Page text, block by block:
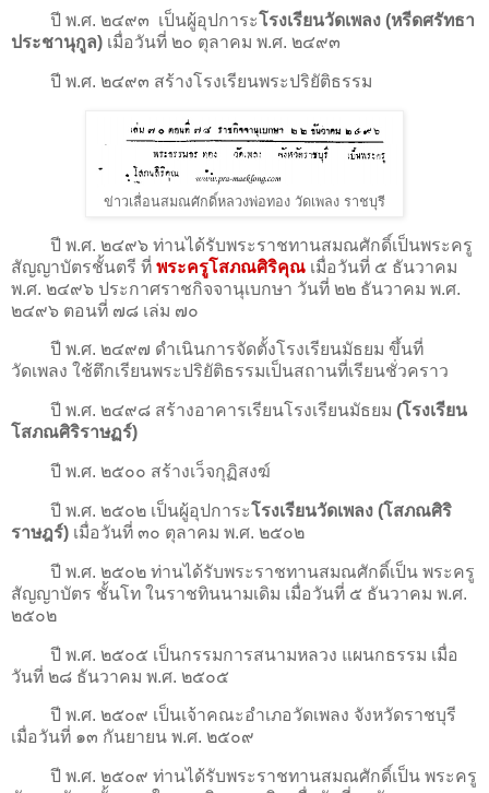
ปี พ.ศ. ๒๔๙๓ เป็นผู้อุปการะโรงเรียนวัดเพลง (หรีดศรัทธา
ประชานุกูล) เมื่อวันที่ ๒๐ ตุลาคม พ.ศ. ๒๔๙๓
ปี พ.ศ. ๒๔๙๓ สร้างโรงเรียนพระปริยัติธรรม
ข่าวเลื่อนสมณศักดิ์หลวงพ่อทอง วัดเพลง ราชบุรี
ปี พ.ศ. ๒๔๙๖ ท่านได้รับพระราชทานสมณศักดิ์เป็นพระครู
สัญญาบัตรชั้นตรี ที่ พระครูโสภณศิริคุณ เมื่อวันที่ ๕ ธันวาคม
พ.ศ. ๒๔๙๖ ประกาศราชกิจจานุเบกษา วันที่ ๒๒ ธันวาคม พ.ศ.
๒๔๙๖ ตอนที่ ๗๘ เล่ม ๗๐
ปี พ.ศ. ๒๔๙๗ ดำเนินการจัดตั้งโรงเรียนมัธยม ขึ้นที่
วัดเพลง ใช้ตึกเรียนพระปริยัติธรรมเป็นสถานที่เรียนชั่วคราว
ปี พ.ศ. ๒๔๙๘ สร้างอาคารเรียนโรงเรียนมัธยม (โรงเรียน
โสภณศิริราษฏร์)
ปี พ.ศ. ๒๕๐๐ สร้างเว็จกุฏิสงฆ์
ปี พ.ศ. ๒๕๐๒ เป็นผู้อุปการะโรงเรียนวัดเพลง (โสภณศิริ
ราษฎร์) เมื่อวันที่ ๓๐ ตุลาคม พ.ศ. ๒๕๐๒
ปี พ.ศ. ๒๕๐๒ ท่านได้รับพระราชทานสมณศักดิ์เป็น พระครู
สัญญาบัตร ชั้นโท ในราชทินนามเดิม เมื่อวันที่ ๕ ธันวาคม พ.ศ.
๒๕๐๒
ปี พ.ศ. ๒๕๐๕ เป็นกรรมการสนามหลวง แผนกธรรม เมื่อ
วันที่ ๒๘ ธันวาคม พ.ศ. ๒๕๐๕
ปี พ.ศ. ๒๕๐๙ เป็นเจ้าคณะอำเภอวัดเพลง จังหวัดราชบุรี
เมื่อวันที่ ๑๓ กันยายน พ.ศ. ๒๕๐๙
ปี พ.ศ. ๒๕๐๙ ท่านได้รับพระราชทานสมณศักดิ์เป็น พระครู